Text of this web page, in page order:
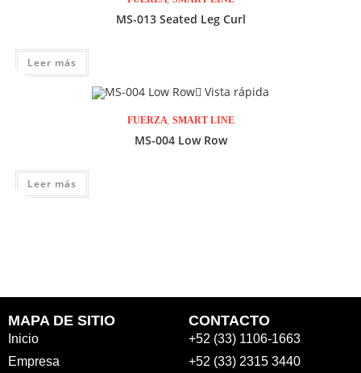
MS-013 Seated Leg Curl
Leer más
Vista rápida
FUERZA, SMART LINE
MS-004 Low Row
Leer más
MAPA DE SITIO
Inicio
Empresa
CONTACTO
+52 (33) 1106-1663
+52 (33) 2315 3440